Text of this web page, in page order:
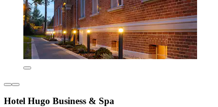
Hotel Hugo Business & Spa